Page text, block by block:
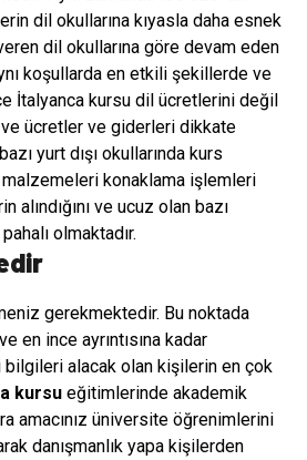
dil okullarına kıyasla daha esnek
dil okullarına göre devam eden
koşullarda en etkili şekillerde ve
İtalyanca kursu dil ücretlerini değil
ücretler ve giderleri dikkate
yurt dışı okullarında kurs
konaklama işlemleri
ve ucuz olan bazı
olmaktadır.
gerekmektedir. Bu noktada
en ince ayrıntısına kadar
bilgileri alacak olan kişilerin en çok
kursu eğitimlerinde akademik
amacınız üniversite öğrenimlerini
danışmanlık yapa kişilerden